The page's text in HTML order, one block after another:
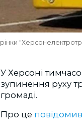
У Херсоні
зупинення руху
громаді.
Про це повідомив